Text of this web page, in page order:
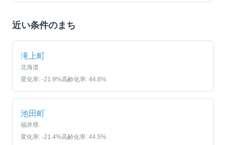
近い条件のまち
滝上町
北海道
変化率: -21.9%高齢化率: 44.8%
池田町
福井県
変化率: -21.4%高齢化率: 44.5%